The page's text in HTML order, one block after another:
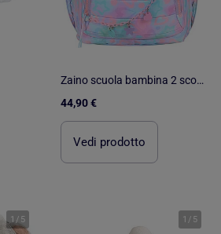
Zaino scuola bambina 2 scomparti MARSHMALLOW Funny Love rosa
44,90 €
Vedi prodotto
1 / 5 1 / 5